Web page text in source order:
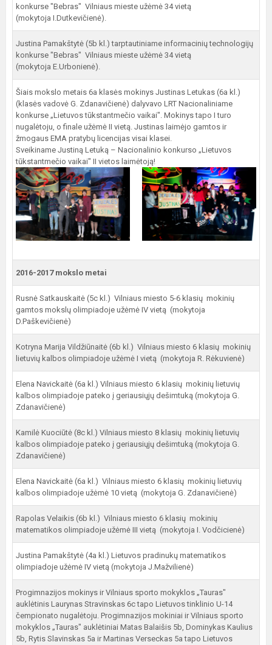
konkurse "Bebras" Vilniaus mieste užėmė 34 vietą
(mokytoja I.Dutkevičienė).
Justina Pamakštytė (5b kl.) tarptautiniame informacinių technologijų
konkurse "Bebras" Vilniaus mieste užėmė 34 vietą
(mokytoja E.Urbonienė).
Šiais mokslo metais 6a klasės mokinys Justinas Letukas (6a kl.)
(klasės vadovė G. Zdanavičienė) dalyvavo LRT Nacionaliniame
konkurse „Lietuvos tūkstantmečio vaikai". Mokinys tapo I turo
nugalėtoju, o finale užėmė II vietą. Justinas laimėjo gamtos ir
žmogaus EMA pratybų licencijas visai klasei.
Sveikiname Justiną Letuką – Nacionalinio konkurso „Lietuvos
tūkstantmečio vaikai" II vietos laimėtoją!
2016-2017 mokslo metai
Rusnė Satkauskaitė (5c kl.) Vilniaus miesto 5-6 klasių mokinių
gamtos mokslų olimpiadoje užėmė IV vietą (mokytoja
D.Paškevičienė)
Kotryna Marija Vildžiūnaitė (6b kl.) Vilniaus miesto 6 klasių mokinių
lietuvių kalbos olimpiadoje užėmė I vietą (mokytoja R. Rėkuvienė)
Elena Navickaitė (6a kl.) Vilniaus miesto 6 klasių mokinių lietuvių
kalbos olimpiadoje pateko į geriausiųjų dešimtuką (mokytoja G.
Zdanavičienė)
Kamilė Kuociūtė (8c kl.) Vilniaus miesto 8 klasių mokinių lietuvių
kalbos olimpiadoje pateko į geriausiųjų dešimtuką (mokytoja G.
Zdanavičienė)
Elena Navickaitė (6a kl.) Vilniaus miesto 6 klasių mokinių lietuvių
kalbos olimpiadoje užėmė 10 vietą (mokytoja G. Zdanavičienė)
Rapolas Velaikis (6b kl.) Vilniaus miesto 6 klasių mokinių
matematikos olimpiadoje užėmė III vietą (mokytoja I. Vodčicienė)
Justina Pamakštytė (4a kl.) Lietuvos pradinukų matematikos
olimpiadoje užėmė IV vietą (mokytoja J.Mažvilienė)
Progimnazijos mokinys ir Vilniaus sporto mokyklos „Tauras"
auklėtinis Laurynas Stravinskas 6c tapo Lietuvos tinklinio U-14
čempionato nugalėtoju. Progimnazijos mokiniai ir Vilniaus sporto
mokyklos „Tauras" auklėtiniai Matas Balaišis 5b, Dominykas Kaulius
5b, Rytis Slavinskas 5a ir Martinas Verseckas 5a tapo Lietuvos